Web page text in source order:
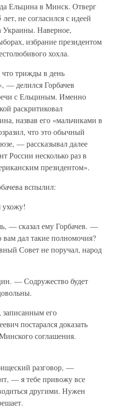
Ельцина в Минск. Отверг
не согласился с идеей
Украины. Наверное,
избрание президентом
хохла.
что трижды в день
— делился Горбачев
с Ельциным. Именно
раскритиковал
назвав его «мальчиками в
что это обычный
— рассказывал далее
России несколько раз в
президентом».
вспылил:
ухожу!
— сказал ему Горбачев. —
дал такие полномочия?
Совет не поручал, народ
— Содружество будет
записанным его
постарался доказать
соглашения.
разговор, —
— я тебе привожу все
другими. Нужен